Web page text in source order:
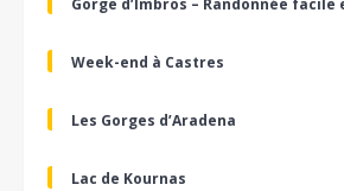
Gorge d’Imbros – Randonnée facile
Week-end à Castres
Les Gorges d’Aradena
Lac de Kournas